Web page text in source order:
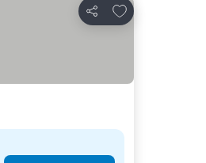
Deli
Dodati u favorite